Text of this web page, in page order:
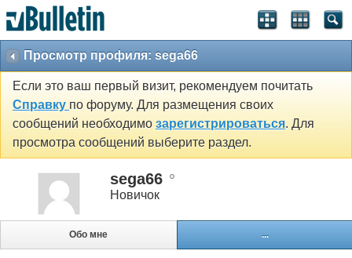
Просмотр профиля: sega66
Если это ваш первый визит, рекомендуем почитать
Справку по форуму. Для размещения своих
сообщений необходимо зарегистрироваться. Для
просмотра сообщений выберите раздел.
sega66
Новичок
Обо мне ...